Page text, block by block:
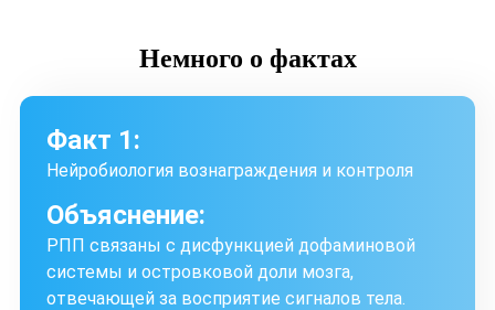
Немного о фактах
Факт 1:
Нейробиология вознаграждения и контроля
Объяснение:
РПП связаны с дисфункцией дофаминовой
системы и островковой доли мозга,
отвечающей за восприятие сигналов тела.